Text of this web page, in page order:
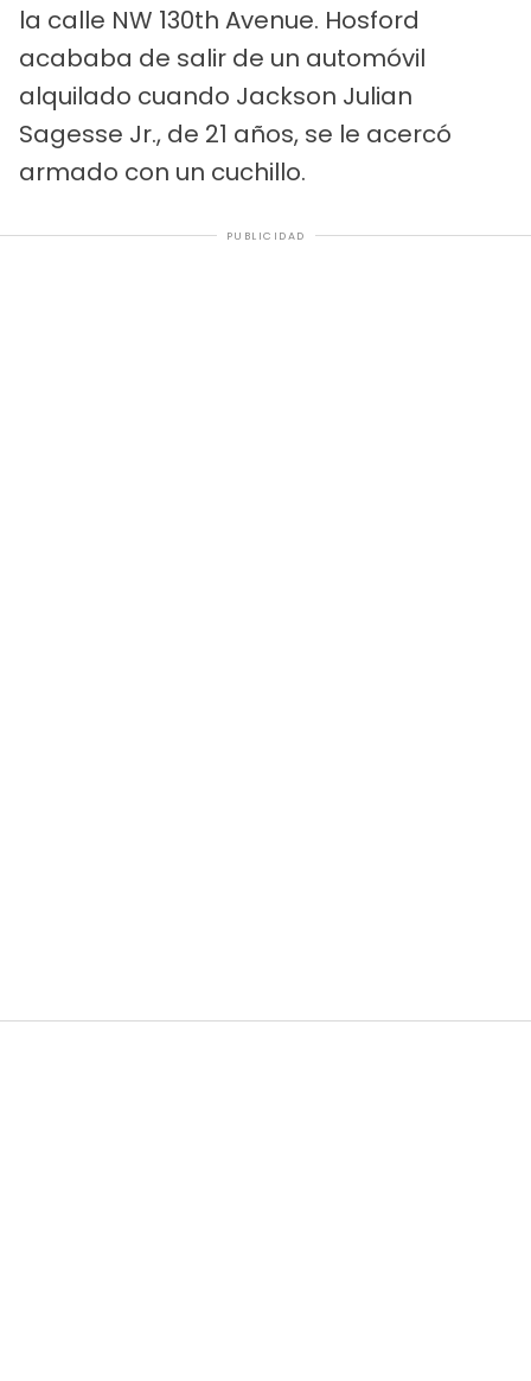
la calle NW 130th Avenue. Hosford
acababa de salir de un automóvil
alquilado cuando Jackson Julian
Sagesse Jr., de 21 años, se le acercó
armado con un cuchillo.
PUBLICIDAD